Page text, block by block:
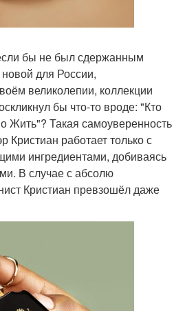
бы не был сдержанным
для России,
великолепии, коллекции
бы что-то вроде: "Кто
Жить"? Такая самоуверенность
Кристиан работает только с
ингредиентами, добиваясь
В случае с абсолю
Кристиан превзошёл даже